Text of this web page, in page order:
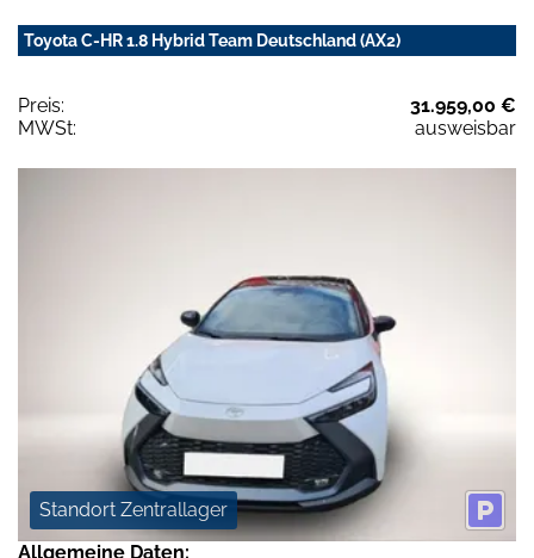
Toyota C-HR 1.8 Hybrid Team Deutschland (AX2)
Preis:
31.959,00 €
MWSt:
ausweisbar
Standort Zentrallager
Allgemeine Daten: